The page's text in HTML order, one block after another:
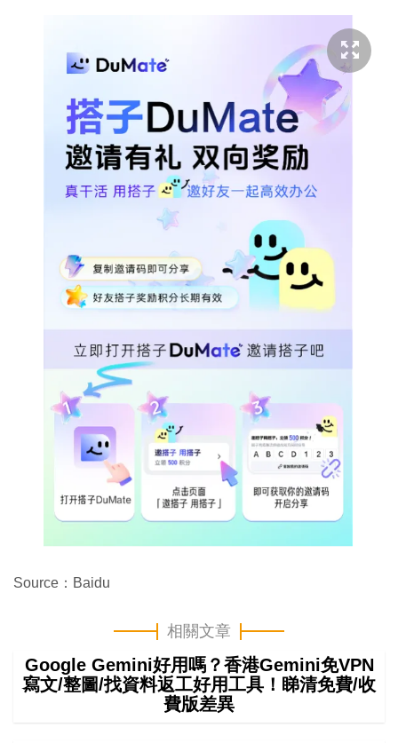
Source：Baidu
相關文章
Google Gemini好用嗎？香港Gemini免VPN
寫文/整圖/找資料返工好用工具！睇清免費/收
費版差異